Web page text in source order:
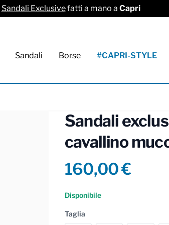
Sandali Exclusivefatti a mano a Capri
Sandali Borse #CAPRI-STYLE
Sandali
cavallino
Product
160,00 €
Reviews
Disponibile
Taglia